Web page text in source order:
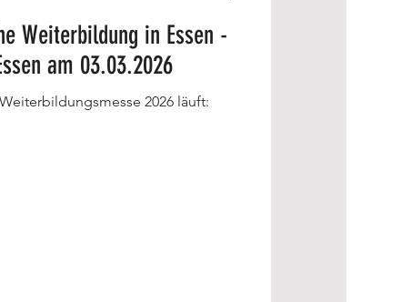
Weiterbildung in Essen -
am 03.03.2026
2026 läuft: